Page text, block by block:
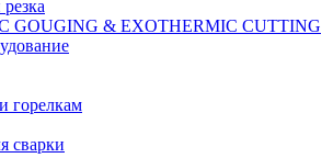
GOUGING & EXOTHERMIC CUTTING
горелкам
сварки